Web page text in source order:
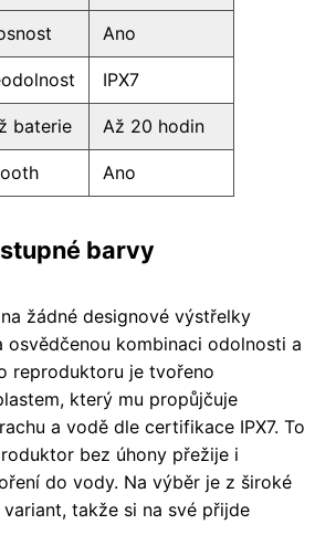
Ano
IPX7
baterie Až 20 hodin
Ano
barvy
žádné designové výstřelky
osvědčenou kombinaci odolnosti a
reproduktoru je tvořeno
který mu propůjčuje
a vodě dle certifikace IPX7. To
bez úhony přežije i
do vody. Na výběr je z široké
takže si na své přijde